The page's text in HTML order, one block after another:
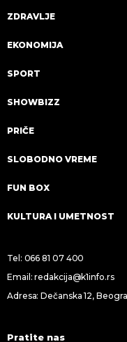
ZDRAVLJE
EKONOMIJA
SPORT
SHOWBIZZ
PRIČE
SLOBODNO VREME
FUN BOX
KULTURA I UMETNOST
Tel: 066 81 07 400
Email:redakcija@k1info.rs
Adresa: Dečanska 12,
Pratite nas